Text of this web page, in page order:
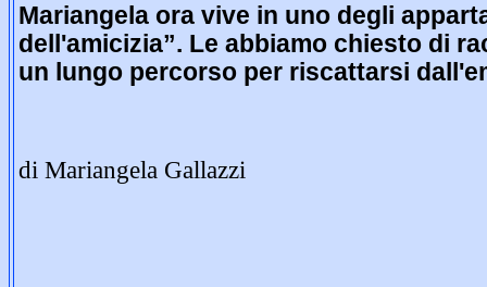
Mariangela ora vive in uno degli
dell'amicizia”. Le abbiamo chiesto di
un lungo percorso per riscattarsi
di Mariangela Gallazzi